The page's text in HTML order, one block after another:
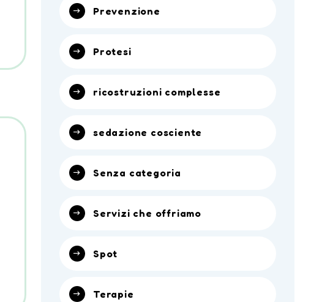
Prevenzione
Protesi
ricostruzioni complesse
sedazione cosciente
Senza categoria
Servizi che offriamo
Spot
Terapie